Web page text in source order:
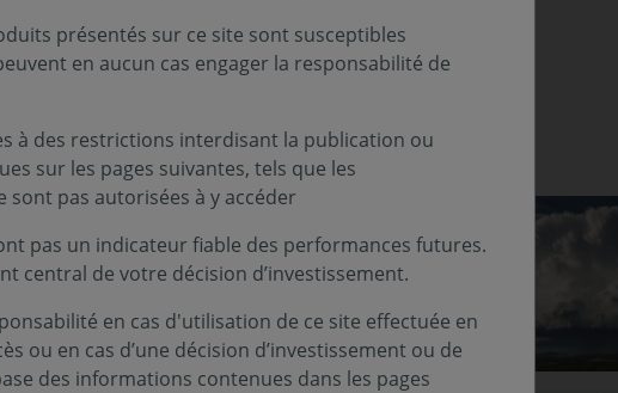
présentés sur ce site sont susceptibles
en aucun cas engager la responsabilité de
à des restrictions interdisant la publication ou
sur les pages suivantes, tels que les
sont pas autorisées à y accéder
pas un indicateur fiable des performances futures.
central de votre décision d’investissement.
en cas d'utilisation de ce site effectuée en
ou en cas d’une décision d’investissement ou de
des informations contenues dans les pages